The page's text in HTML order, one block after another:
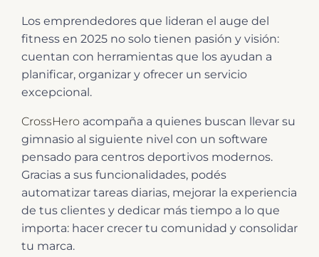
Los emprendedores que lideran el auge del
fitness en 2025 no solo tienen pasión y visión:
cuentan con herramientas que los ayudan a
planificar, organizar y ofrecer un servicio
excepcional.
CrossHero acompaña a quienes buscan llevar su
gimnasio al siguiente nivel con un software
pensado para centros deportivos modernos.
Gracias a sus funcionalidades, podés
automatizar tareas diarias, mejorar la experiencia
de tus clientes y dedicar más tiempo a lo que
importa: hacer crecer tu comunidad y consolidar
tu marca.